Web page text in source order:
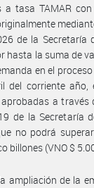
a tasa TAMAR
de la Secretaría
hasta la suma de
en el
del corriente año,
a través
de la Secretaría
no podrá
billones (VNO $
ampliación de la